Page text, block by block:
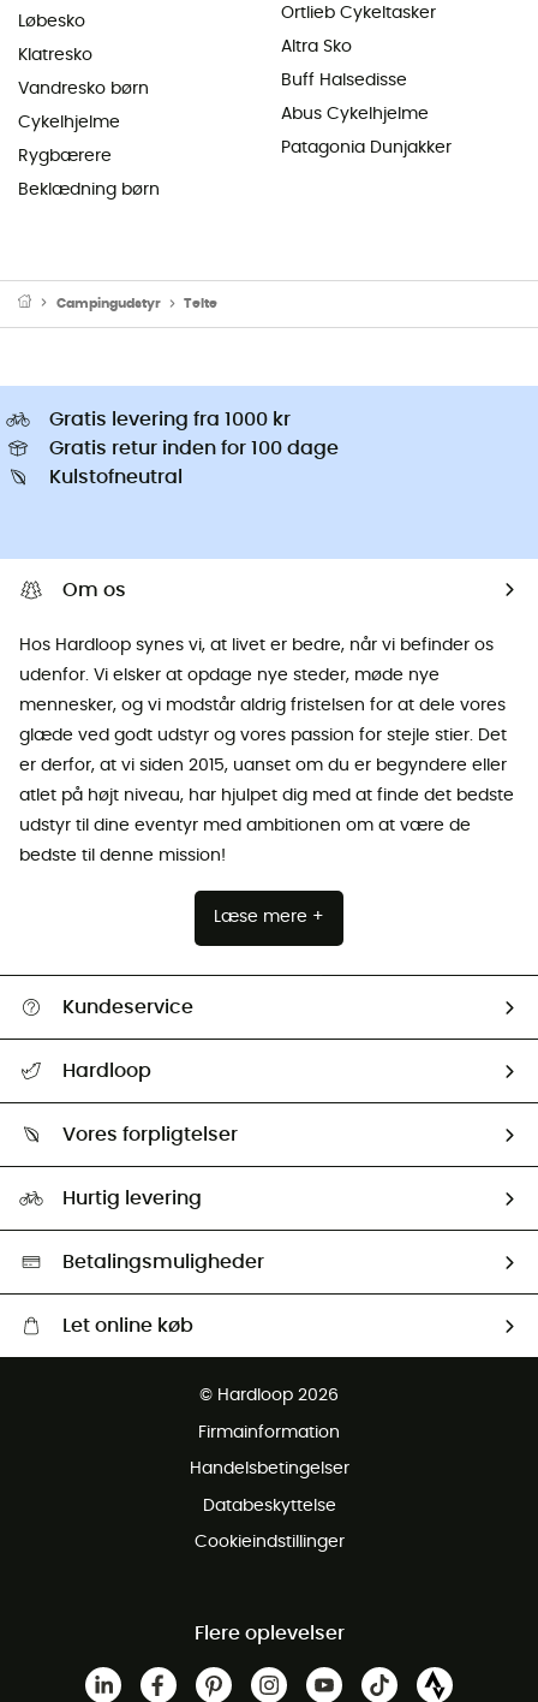
Løbesko
Klatresko
Vandresko børn
Cykelhjelme
Rygbærere
Beklædning børn
Ortlieb Cykeltasker
Altra Sko
Buff Halsedisse
Abus Cykelhjelme
Patagonia Dunjakker
Campingudstyr Telte
Gratis levering fra 1000 kr
Gratis retur inden for 100 dage
Kulstofneutral
Om os
Hos Hardloop synes vi, at livet er bedre, når vi befinder os
udenfor. Vi elsker at opdage nye steder, møde nye
mennesker, og vi modstår aldrig fristelsen for at dele vores
glæde ved godt udstyr og vores passion for stejle stier. Det
er derfor, at vi siden 2015, uanset om du er begyndere eller
atlet på højt niveau, har hjulpet dig med at finde det bedste
udstyr til dine eventyr med ambitionen om at være de
bedste til denne mission!
Læse mere +
Kundeservice
Returnering & Tilbagebetaling
Hardloop
Our ambassadors
Vores forpligtelser
Second hand
HardGreen Udvalg
Hurtig levering
Betalingsmuligheder
Let online køb
Gratis retur inden for 100 dage
© Hardloop 2026
Firmainformation
Handelsbetingelser
Databeskyttelse
Cookieindstillinger
Flere oplevelser